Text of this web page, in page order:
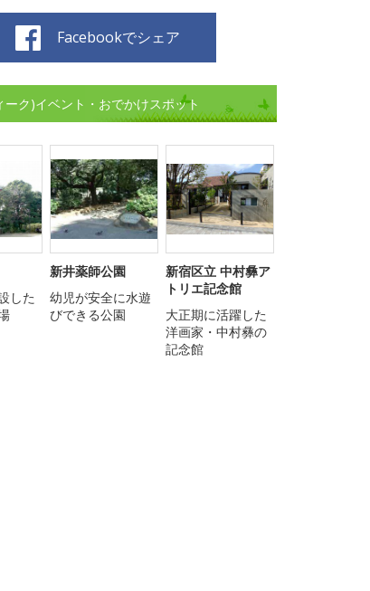
Facebookでシェア
ク)イベント・おでかけスポット
した
新井薬師公園
幼児が安全に水遊
びできる公園
新宿区立 中村彝ア
トリエ記念館
大正期に活躍した
洋画家・中村彝の
記念館